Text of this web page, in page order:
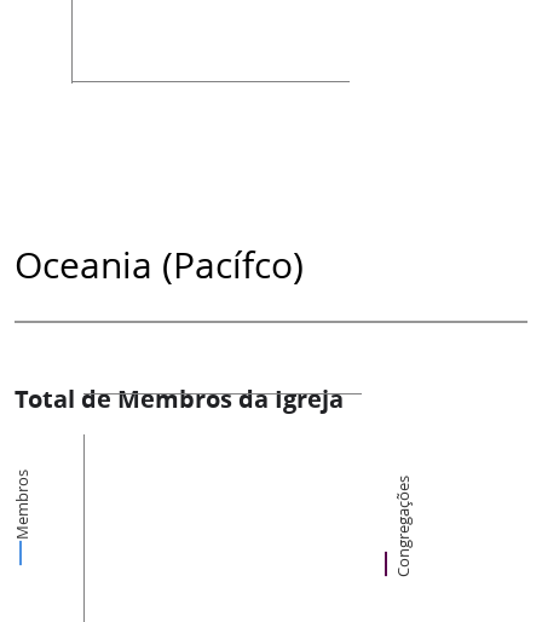
Oceania (Pacífco)
Total de Membros da Igreja
Membros Congregações